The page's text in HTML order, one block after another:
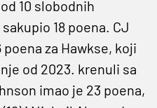
10 slobodnih
18 poena. CJ
za Hawkse, koji
od 2023. krenuli sa
imao je 23 poena,